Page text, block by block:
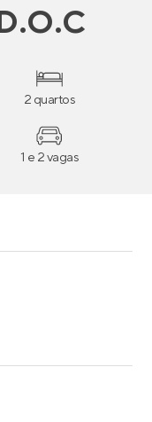
2 quartos
1 e 2 vagas